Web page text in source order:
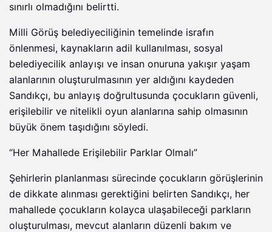
sınırlı olmadığını belirtti.
Milli Görüş belediyeciliğinin temelinde israfın
önlenmesi, kaynakların adil kullanılması, sosyal
belediyecilik anlayışı ve insan onuruna yakışır yaşam
alanlarının oluşturulmasının yer aldığını kaydeden
Sandıkçı, bu anlayış doğrultusunda çocukların güvenli,
erişilebilir ve nitelikli oyun alanlarına sahip olmasının
büyük önem taşıdığını söyledi.
“Her Mahallede Erişilebilir Parklar Olmalı”
Şehirlerin planlanması sürecinde çocukların görüşlerinin
de dikkate alınması gerektiğini belirten Sandıkçı, her
mahallede çocukların kolayca ulaşabileceği parkların
oluşturulması, mevcut alanların düzenli bakım ve